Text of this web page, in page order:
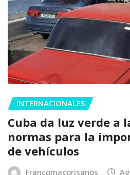
INTERNACIONALES
Cuba da luz verde a
normas para la
de vehículos
Francomacorisanos